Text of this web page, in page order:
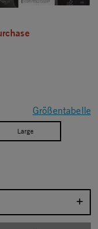
Größentabelle
Large